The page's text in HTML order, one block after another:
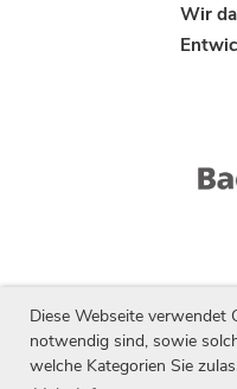
Diese Webseite verwendet
notwendig sind, sowie
welche Kategorien Sie
Wir